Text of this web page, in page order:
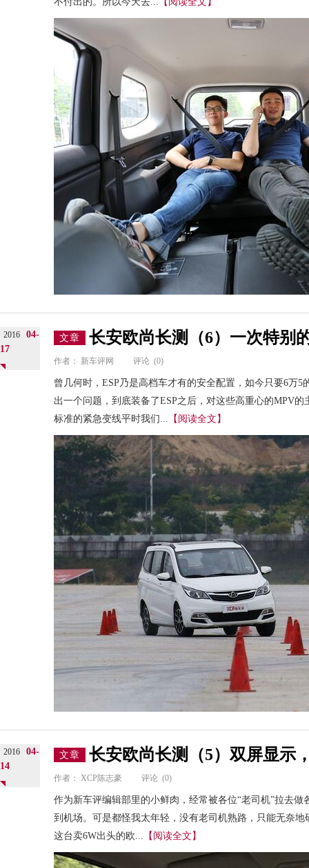
2016
04-
17
文章 长安欧尚长测（6）一次特别
作者： 新车评网 评论 (0)
曾几何时，ESP乃是高档车才有的安全配置，如今只要6万
出一个问题，到底装备了ESP之后，对这些高重心的MPV
标准的紧急变线平时我们... 【阅读全文】
2016
04-
14
文章 长安欧尚长测（5）双屏显示
作者： XCP陈志豪 评论 (0)
作为新车评编辑部里的小鲜肉，经常被各位“老司机”拉去
到机场。可是都怪我太年轻，没有老司机熟路，只能无奈
这台卖6W出头的欧... 【阅读全文】